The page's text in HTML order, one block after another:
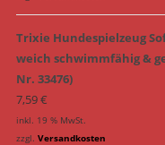
Trixie Hundespielzeug
weich schwimmfähig &
Nr. 33476)
7,59€
inkl. 19 % MwSt.
zzgl. Versandkosten